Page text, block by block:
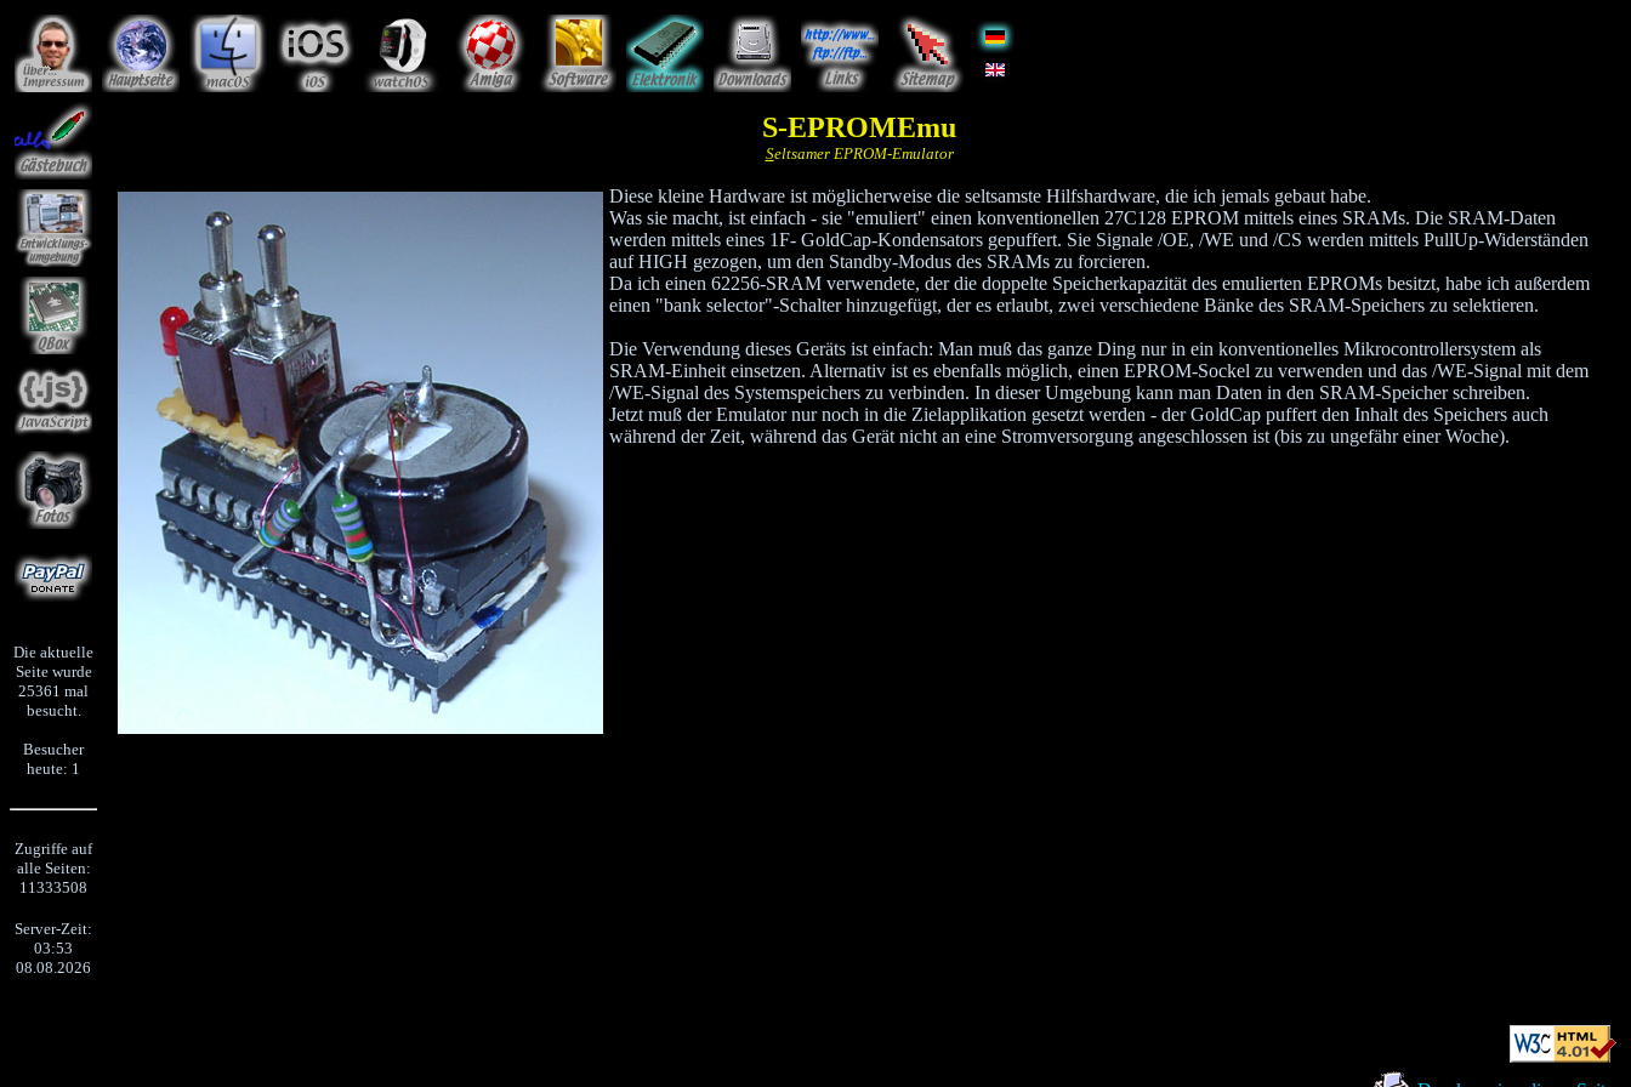
Die aktuelle
Seite wurde
25361 mal
besucht.
Besucher
heute: 1
Zugriffe auf
alle Seiten:
11333508
Server-Zeit:
03:53
08.08.2026
S-EPROMEmu
Seltsamer EPROM-Emulator
Diese kleine Hardware ist möglicherweise die seltsamste Hilfshardware, die ich jemals gebaut habe.
Was sie macht, ist einfach - sie "emuliert" einen konventionellen 27C128 EPROM mittels eines SRAMs. Die SRAM-Daten
werden mittels eines 1F- GoldCap-Kondensators gepuffert. Sie Signale /OE, /WE und /CS werden mittels PullUp-Widerständen
auf HIGH gezogen, um den Standby-Modus des SRAMs zu forcieren.
Da ich einen 62256-SRAM verwendete, der die doppelte Speicherkapazität des emulierten EPROMs besitzt, habe ich außerdem
einen "bank selector"-Schalter hinzugefügt, der es erlaubt, zwei verschiedene Bänke des SRAM-Speichers zu selektieren.
Die Verwendung dieses Geräts ist einfach: Man muß das ganze Ding nur in ein konventionelles Mikrocontrollersystem als
SRAM-Einheit einsetzen. Alternativ ist es ebenfalls möglich, einen EPROM-Sockel zu verwenden und das /WE-Signal mit dem
/WE-Signal des Systemspeichers zu verbinden. In dieser Umgebung kann man Daten in den SRAM-Speicher schreiben.
Jetzt muß der Emulator nur noch in die Zielapplikation gesetzt werden - der GoldCap puffert den Inhalt des Speichers auch
während der Zeit, während das Gerät nicht an eine Stromversorgung angeschlossen ist (bis zu ungefähr einer Woche).